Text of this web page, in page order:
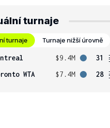
turnaje
turnaje Turnaje nižší úrovně
$9.4M
31
WTA
$7.4M 28